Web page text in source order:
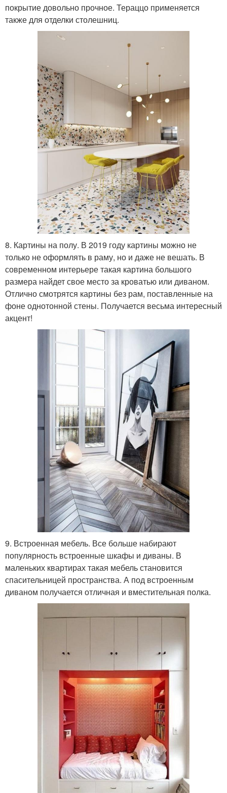
покрытие довольно прочное. Тераццо применяется
также для отделки столешниц.
8. Картины на полу. В 2019 году картины можно не
только не оформлять в раму, но и даже не вешать. В
современном интерьере такая картина большого
размера найдет свое место за кроватью или диваном.
Отлично смотрятся картины без рам, поставленные на
фоне однотонной стены. Получается весьма интересный
акцент!
9. Встроенная мебель. Все больше набирают
популярность встроенные шкафы и диваны. В
маленьких квартирах такая мебель становится
спасительницей пространства. А под встроенным
диваном получается отличная и вместительная полка.